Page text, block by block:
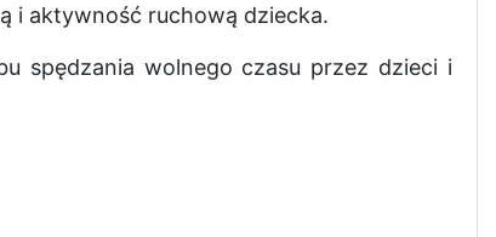
i aktywność ruchową dziecka.
spędzania wolnego czasu przez dzieci i